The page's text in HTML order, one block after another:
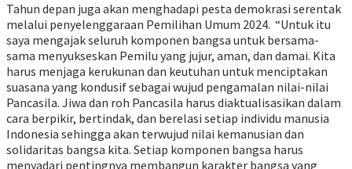
Tahun depan juga akan menghadapi pesta demokrasi serentak
melalui penyelenggaraan Pemilihan Umum 2024. “Untuk itu
saya mengajak seluruh komponen bangsa untuk bersama-
sama menyukseskan Pemilu yang jujur, aman, dan damai. Kita
harus menjaga kerukunan dan keutuhan untuk menciptakan
suasana yang kondusif sebagai wujud pengamalan nilai-nilai
Pancasila. Jiwa dan roh Pancasila harus diaktualisasikan dalam
cara berpikir, bertindak, dan berelasi setiap individu manusia
Indonesia sehingga akan terwujud nilai kemanusian dan
solidaritas bangsa kita. Setiap komponen bangsa harus
menyadari pentingnya membangun karakter bangsa yang